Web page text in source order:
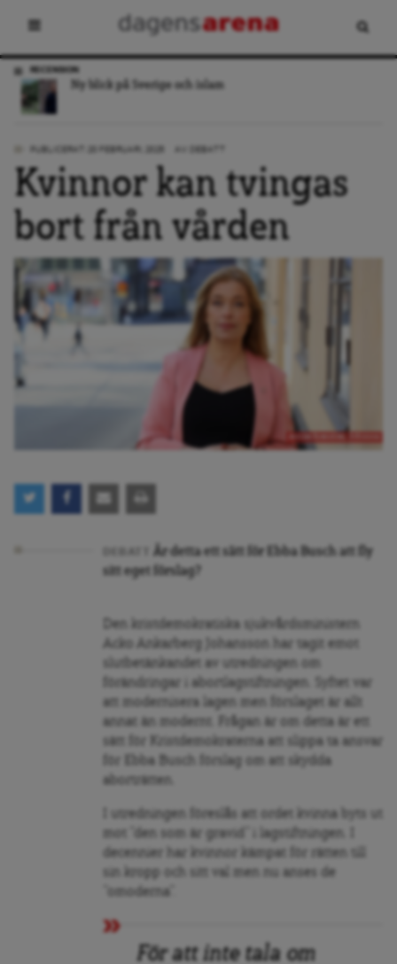
RECENSION
Ny blick på Sverige och islam
Kvinnor kan tvingas
bort från vården
Är detta ett sätt för Ebba Busch att fly
sitt eget förslag?
Den kristdemokratiska sjukvårdsministern
Acko Ankarberg Johansson har tagit emot
slutbetänkandet av utredningen om
förändringar i abortlagstiftningen. Syftet var
att modernisera lagen men förslaget är allt
annat än modernt. Frågan är om detta är ett
sätt för Kristdemokraterna att slippa ta ansvar
för Ebba Busch förslag om att skydda
aborträtten.
I utredningen föreslås att ordet kvinna byts ut
mot ”den som är gravid” i lagstiftningen. I
decennier har kvinnor kämpat för rätten till
sin kropp och sitt val men nu anses de
”omoderna”.
För att inte tala om